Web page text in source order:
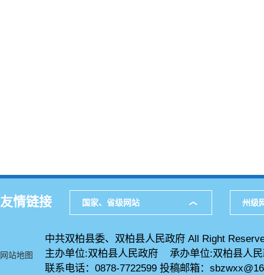
友情链接 国家、省级网站 州级
网站地图
中共双柏县委、双柏县人民政府 All Right
主办单位:双柏县人民政府 承办单位:双柏县人
联系电话：0878-7722599 投稿邮箱：